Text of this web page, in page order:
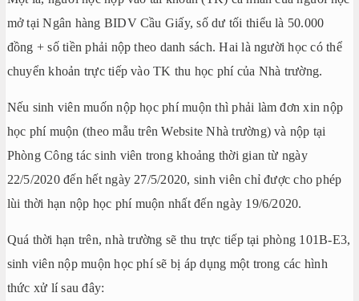
mở tại Ngân hàng BIDV Cầu Giấy, số dư tối thiểu là 50.000
đồng + số tiền phải nộp theo danh sách. Hai là người học có thể
chuyển khoản trực tiếp vào TK thu học phí của Nhà trường.
Nếu sinh viên muốn nộp học phí muộn thì phải làm đơn xin nộp
học phí muộn (theo mẫu trên Website Nhà trường) và nộp tại
Phòng Công tác sinh viên trong khoảng thời gian từ ngày
22/5/2020 đến hết ngày 27/5/2020, sinh viên chỉ được cho phép
lùi thời hạn nộp học phí muộn nhất đến ngày 19/6/2020.
Quá thời hạn trên, nhà trường sẽ thu trực tiếp tại phòng 101B-E3,
sinh viên nộp muộn học phí sẽ bị áp dụng một trong các hình
thức xử lí sau đây: